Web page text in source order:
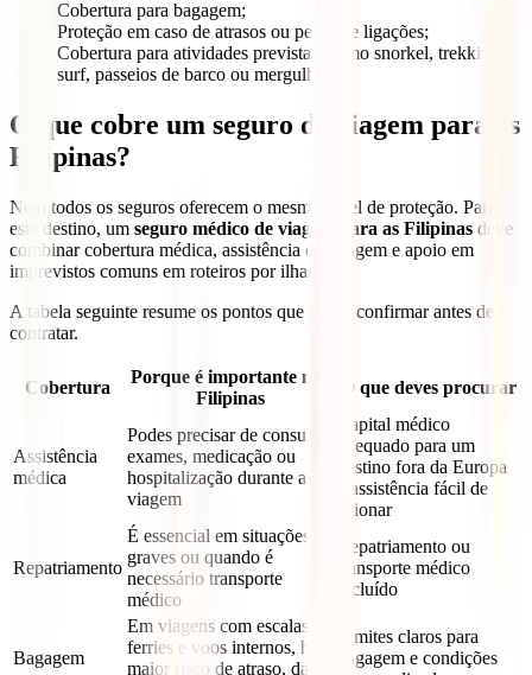
Cobertura para bagagem;
Proteção em caso de atrasos ou perda de ligações;
Cobertura para atividades previstas, como snorkel, trekking,
surf, passeios de barco ou mergulho.
O que cobre um seguro de viagem para as
Filipinas?
Nem todos os seguros oferecem o mesmo nível de proteção. Para
este destino, um seguro médico de viagem para as Filipinas deve
combinar cobertura médica, assistência em viagem e apoio em
imprevistos comuns em roteiros por ilhas.
A tabela seguinte resume os pontos que deves confirmar antes de
contratar.
Cobertura
Porque é importante nas
Filipinas
O que deves procurar
Assistência
médica
Podes precisar de consulta,
exames, medicação ou
hospitalização durante a
viagem
Capital médico
adequado para um
destino fora da Europa
e assistência fácil de
acionar
Repatriamento
É essencial em situações
graves ou quando é
necessário transporte
médico
Repatriamento ou
transporte médico
incluído
Bagagem
Em viagens com escalas,
ferries e voos internos, há
maior risco de atraso, dano
Limites claros para
bagagem e condições